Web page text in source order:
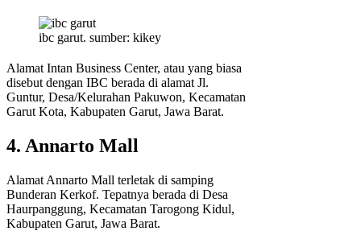
ibc garut. sumber: kikey
Alamat Intan Business Center, atau yang biasa
disebut dengan IBC berada di alamat Jl.
Guntur, Desa/Kelurahan Pakuwon, Kecamatan
Garut Kota, Kabupaten Garut, Jawa Barat.
4. Annarto Mall
Alamat Annarto Mall terletak di samping
Bunderan Kerkof. Tepatnya berada di Desa
Haurpanggung, Kecamatan Tarogong Kidul,
Kabupaten Garut, Jawa Barat.